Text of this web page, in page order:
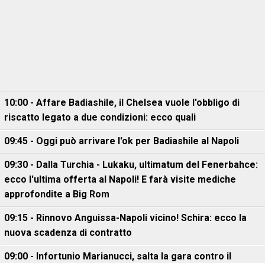
10:00 - Affare Badiashile, il Chelsea vuole l'obbligo di
riscatto legato a due condizioni: ecco quali
09:45 - Oggi può arrivare l'ok per Badiashile al Napoli
09:30 - Dalla Turchia - Lukaku, ultimatum del Fenerbahce:
ecco l'ultima offerta al Napoli! E farà visite mediche
approfondite a Big Rom
09:15 - Rinnovo Anguissa-Napoli vicino! Schira: ecco la
nuova scadenza di contratto
09:00 - Infortunio Marianucci, salta la gara contro il